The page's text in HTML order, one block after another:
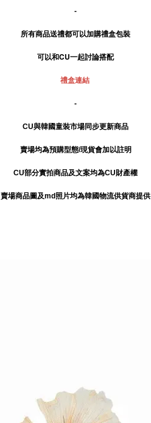
-
所有商品送禮都可以加購禮盒包裝
可以和CU一起討論搭配
禮盒連結
-
CU與韓國童裝市場同步更新商品
賣場均為預購型態/現貨會加以註明
CU部分實拍商品及文案均為CU財產權
賣場商品圖及md照片均為韓國物流供貨商提供